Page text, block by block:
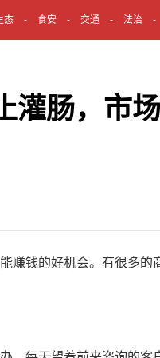
态 食安 交通 法治
灌肠，市
赚钱的好机会。有很多的